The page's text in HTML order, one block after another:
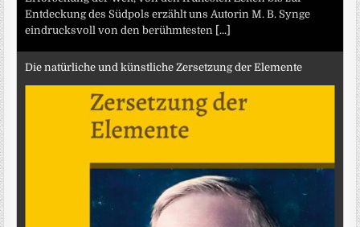
Entdeckung des Südpols erzählt uns Autorin M. B. Synge
eindrucksvoll von den berühmtesten
[...]
Die natürliche und künstliche Zersetzung der Elemente